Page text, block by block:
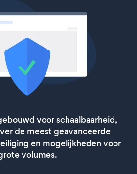
voor schaalbaarheid,
de meest geavanceerde
en mogelijkheden voor
volumes.